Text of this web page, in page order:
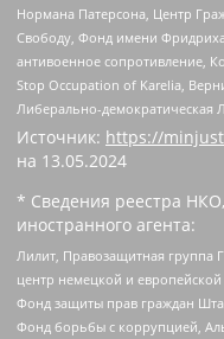
Нормана Патерсона, Центр
Свободу, Фонд имени
антивоенное сопротивление,
Stop Occupation of Karelia,
Либерально-демократическая
Источник: https://
на 13.05.2024
* Сведения реестра
иностранного агента:
Лилит, Правозащитная группа
центр немецкой и
Фонд защиты прав граждан
Фонд борьбы с коррупцией,